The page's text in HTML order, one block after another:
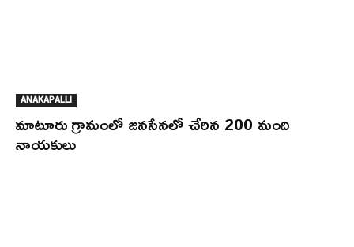
ANAKAPALLI
మాటూరు గ్రామంలో జనసేనలో చేరిన 200 మంది
నాయకులు